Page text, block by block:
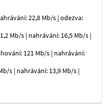
22,8 Mb/s | odezva:
Mb/s | nahrávání: 16,5 Mb/s |
121 Mb/s | nahrávání:
s | nahrávání: 13,9 Mb/s |